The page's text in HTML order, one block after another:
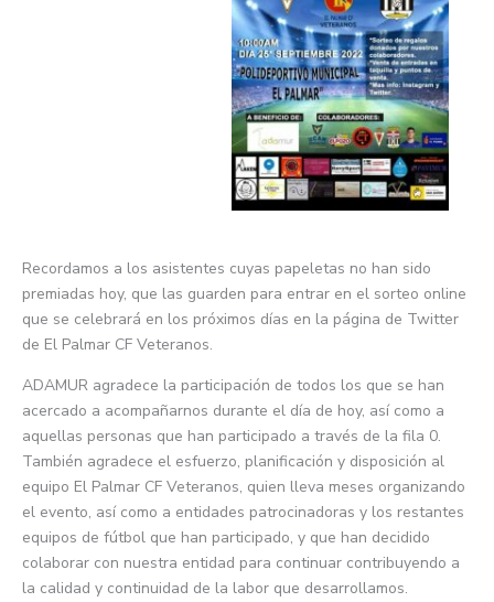
Recordamos a los asistentes cuyas papeletas no han sido
premiadas hoy, que las guarden para entrar en el sorteo online
que se celebrará en los próximos días en la página de Twitter
de El Palmar CF Veteranos.
ADAMUR agradece la participación de todos los que se han
acercado a acompañarnos durante el día de hoy, así como a
aquellas personas que han participado a través de la fila 0.
También agradece el esfuerzo, planificación y disposición al
equipo El Palmar CF Veteranos, quien lleva meses organizando
el evento, así como a entidades patrocinadoras y los restantes
equipos de fútbol que han participado, y que han decidido
colaborar con nuestra entidad para continuar contribuyendo a
la calidad y continuidad de la labor que desarrollamos.